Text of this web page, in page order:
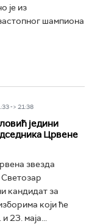
је из
шампиона
-> 21:38
једини
Црвене
звезда
Светозар
кандидат за
који ће
23. маја...